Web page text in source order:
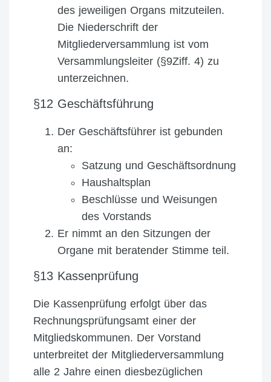
des jeweiligen Organs mitzuteilen.
Die Niederschrift der
Mitgliederversammlung ist vom
Versammlungsleiter (§9Ziff. 4) zu
unterzeichnen.
§12 Geschäftsführung
Der Geschäftsführer ist gebunden
an:
Satzung und Geschäftsordnung
Haushaltsplan
Beschlüsse und Weisungen
des Vorstands
Er nimmt an den Sitzungen der
Organe mit beratender Stimme teil.
§13 Kassenprüfung
Die Kassenprüfung erfolgt über das
Rechnungsprüfungsamt einer der
Mitgliedskommunen. Der Vorstand
unterbreitet der Mitgliederversammlung
alle 2 Jahre einen diesbezüglichen